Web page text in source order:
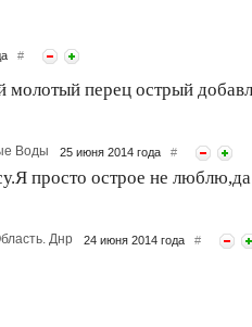
#
молотый перец острый
Воды 25 июня 2014 года #
просто острое не
Днр 24 июня 2014 года #